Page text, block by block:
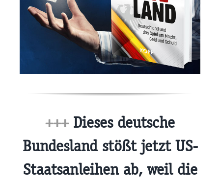
+++Dieses deutsche
Bundesland stößt jetzt US-
Staatsanleihen ab, weil die